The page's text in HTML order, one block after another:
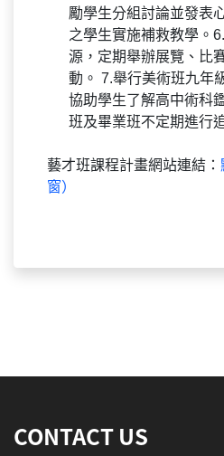
勵學生分組討論並發表
之學生實施補救教學。
源，定期舉辦展覽、比
動。 7.舉行美術班九年
協助學生了解高中術科
班及畢業班不定期進行
藝才班課程計畫網站連結：
窗）
CONTACT US